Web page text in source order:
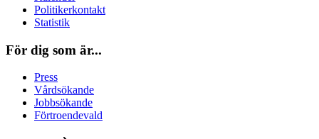
Politikerkontakt
Statistik
För dig som är...
Press
Vårdsökande
Jobbsökande
Förtroendevald